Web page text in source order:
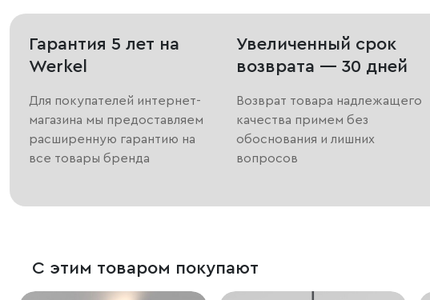
Гарантия 5 лет на
Werkel
Для покупателей интернет-
магазина мы предоставляем
расширенную гарантию на
все товары бренда
Увеличенный срок
возврата — 30 дней
Возврат товара надлежащего
качества примем без
обоснования и лишних
вопросов
С этим товаром покупают